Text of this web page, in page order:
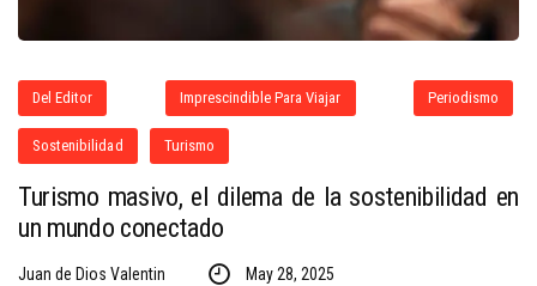
Del Editor Imprescindible Para Viajar Periodismo
Sostenibilidad Turismo
Turismo masivo, el dilema de la sostenibilidad en
un mundo conectado
Juan de Dios Valentin May 28, 2025